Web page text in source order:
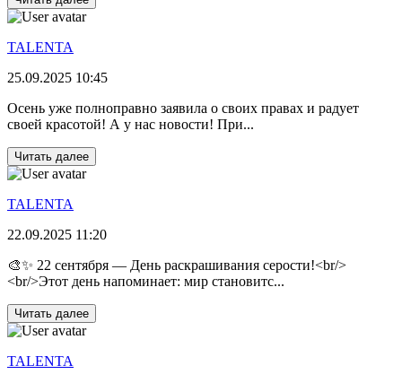
TALENTA
25.09.2025 10:45
Осень уже полноправно заявила о своих правах и радует
своей красотой! А у нас новости! При...
Читать далее
TALENTA
22.09.2025 11:20
🎨✨ 22 сентября — День раскрашивания серости!<br/>
<br/>Этот день напоминает: мир становитс...
Читать далее
TALENTA